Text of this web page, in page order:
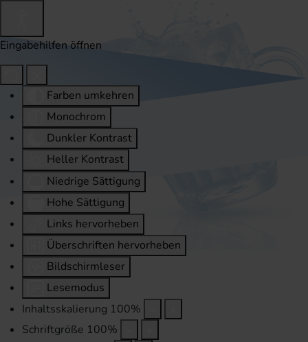
Eingabehilfen öffnen
Farben umkehren
Monochrom
Dunkler Kontrast
Heller Kontrast
Niedrige Sättigung
Hohe Sättigung
Links hervorheben
Überschriften hervorheben
Bildschirmleser
Lesemodus
Inhaltsskalierung 100%
Schriftgröße 100%